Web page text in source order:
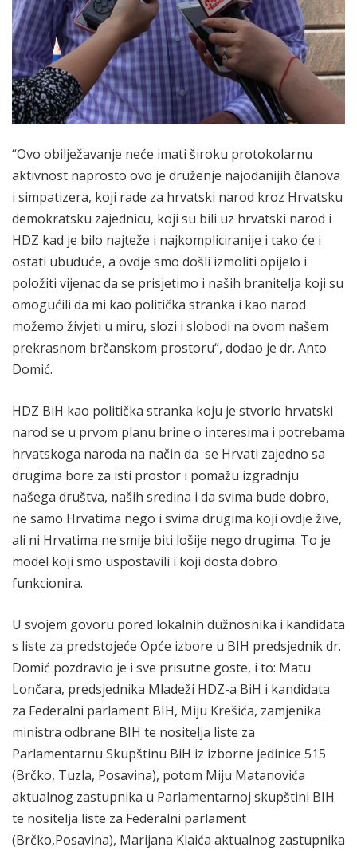
“Ovo obilježavanje neće imati široku protokolarnu
aktivnost naprosto ovo je druženje najodanijih članova
i simpatizera, koji rade za hrvatski narod kroz Hrvatsku
demokratsku zajednicu, koji su bili uz hrvatski narod i
HDZ kad je bilo najteže i najkompliciranije i tako će i
ostati ubuduće, a ovdje smo došli izmoliti opijelo i
položiti vijenac da se prisjetimo i naših branitelja koji su
omogućili da mi kao politička stranka i kao narod
možemo živjeti u miru, slozi i slobodi na ovom našem
prekrasnom brčanskom prostoru“, dodao je dr. Anto
Domić.
HDZ BiH kao politička stranka koju je stvorio hrvatski
narod se u prvom planu brine o interesima i potrebama
hrvatskoga naroda na način da se Hrvati zajedno sa
drugima bore za isti prostor i pomažu izgradnju
našega društva, naših sredina i da svima bude dobro,
ne samo Hrvatima nego i svima drugima koji ovdje žive,
ali ni Hrvatima ne smije biti lošije nego drugima. To je
model koji smo uspostavili i koji dosta dobro
funkcionira.
U svojem govoru pored lokalnih dužnosnika i kandidata
s liste za predstojeće Opće izbore u BIH predsjednik dr.
Domić pozdravio je i sve prisutne goste, i to: Matu
Lončara, predsjednika Mladeži HDZ-a BiH i kandidata
za Federalni parlament BIH, Miju Krešića, zamjenika
ministra odbrane BIH te nositelja liste za
Parlamentarnu Skupštinu BiH iz izborne jedinice 515
(Brčko, Tuzla, Posavina), potom Miju Matanovića
aktualnog zastupnika u Parlamentarnoj skupštini BIH
te nositelja liste za Federalni parlament
(Brčko,Posavina), Marijana Klaića aktualnog zastupnika